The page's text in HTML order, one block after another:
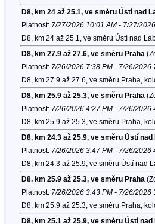
D8, km 24 až 25.1, ve směru Ústí nad
Platnost: 7/27/2026 10:01 AM - 7/27/
D8, km 24 až 25.1, ve směru Ústí nad
D8, km 27.9 až 27.6, ve směru Praha
Platnost: 7/26/2026 7:38 PM - 7/26/2026
D8, km 27.9 až 27.6, ve směru Praha,
D8, km 25.9 až 25.3, ve směru Praha
Platnost: 7/26/2026 4:27 PM - 7/26/2026
D8, km 25.9 až 25.3, ve směru Praha,
D8, km 24.3 až 25.9, ve směru Ústí nad
Platnost: 7/26/2026 3:47 PM - 7/26/2026
D8, km 24.3 až 25.9, ve směru Ústí nad
D8, km 25.9 až 25.3, ve směru Praha
Platnost: 7/26/2026 3:43 PM - 7/26/2026
D8, km 25.9 až 25.3, ve směru Praha,
D8, km 25.1 až 25.9, ve směru Ústí nad